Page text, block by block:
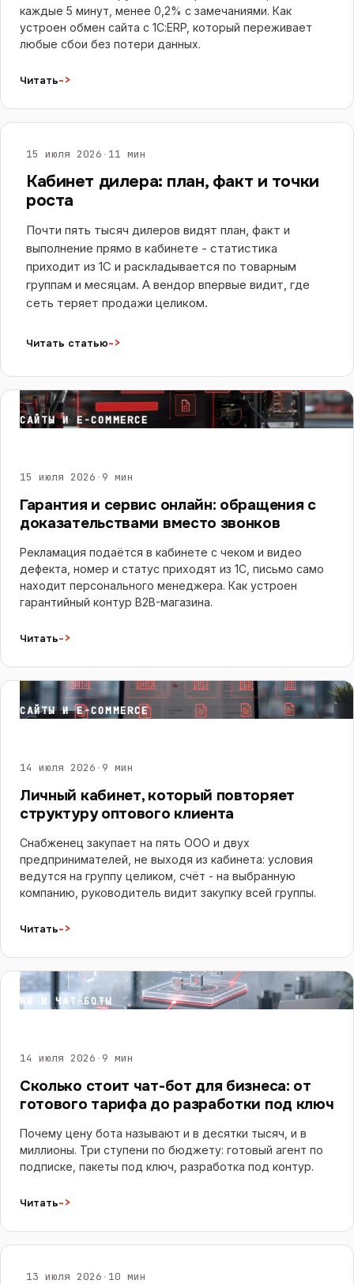
каждые 5 минут, менее 0,2% с замечаниями. Как
устроен обмен сайта с 1С:ERP, который переживает
любые сбои без потери данных.
Читать->
САЙТЫ И E-COMMERCE
15 июля 2026 · 11 мин
Кабинет дилера: план, факт и точки
роста
Почти пять тысяч дилеров видят план, факт и
выполнение прямо в кабинете - статистика
приходит из 1С и раскладывается по товарным
группам и месяцам. А вендор впервые видит, где
сеть теряет продажи целиком.
Читать статью->
САЙТЫ И E-COMMERCE
15 июля 2026 · 9 мин
Гарантия и сервис онлайн: обращения с
доказательствами вместо звонков
Рекламация подаётся в кабинете с чеком и видео
дефекта, номер и статус приходят из 1С, письмо само
находит персонального менеджера. Как устроен
гарантийный контур B2B-магазина.
Читать->
САЙТЫ И E-COMMERCE
14 июля 2026 · 9 мин
Личный кабинет, который повторяет
структуру оптового клиента
Снабженец закупает на пять ООО и двух
предпринимателей, не выходя из кабинета: условия
ведутся на группу целиком, счёт - на выбранную
компанию, руководитель видит закупку всей группы.
Читать->
ИИ И ЧАТ-БОТЫ
14 июля 2026 · 9 мин
Сколько стоит чат-бот для бизнеса: от
готового тарифа до разработки под ключ
Почему цену бота называют и в десятки тысяч, и в
миллионы. Три ступени по бюджету: готовый агент по
подписке, пакеты под ключ, разработка под контур.
Читать->
САЙТЫ И E-COMMERCE
13 июля 2026 · 10 мин